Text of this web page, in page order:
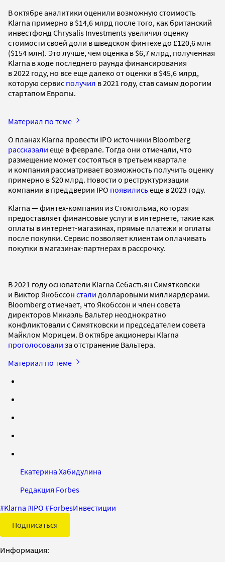
В октябре аналитики оценили возможную стоимость
Klarna примерно в $14,6 млрд после того, как британский
инвестфонд Chrysalis Investments увеличил оценку
стоимости своей доли в шведском финтехе до £120,6 млн
($154 млн). Это лучше, чем оценка в $6,7 млрд, полученная
Klarna в ходе последнего раунда финансирования
в 2022 году, но все еще далеко от оценки в $45,6 млрд,
которую сервис получил в 2021 году, став самым дорогим
стартапом Европы.
Материал по теме
О планах Klarna провести IPO источники Bloomberg
рассказали еще в феврале. Тогда они отмечали, что
размещение может состояться в третьем квартале
и компания рассматривает возможность получить оценку
примерно в $20 млрд. Новости о реструктуризации
компании в преддверии IPO появилисьеще в 2023 году.
Klarna — финтех-компания из Стокгольма, которая
предоставляет финансовые услуги в интернете, такие как
оплаты в интернет-магазинах, прямые платежи и оплаты
после покупки. Сервис позволяет клиентам оплачивать
покупки в магазинах-партнерах в рассрочку.
В 2021 году основатели Klarna Себастьян Симятковски
и Виктор Якобссон стали долларовыми миллиардерами.
Bloomberg отмечает, что Якобссон и член совета
директоров Микаэль Вальтер неоднократно
конфликтовали с Симятковски и председателем совета
Майклом Морицем. В октябре акционеры Klarna
проголосовали за отстранение Вальтера.
Материал по теме
Екатерина Хабидулина
Редакция Forbes
#Klarna #IPO #ForbesИнвестиции
Подписаться
Информация: